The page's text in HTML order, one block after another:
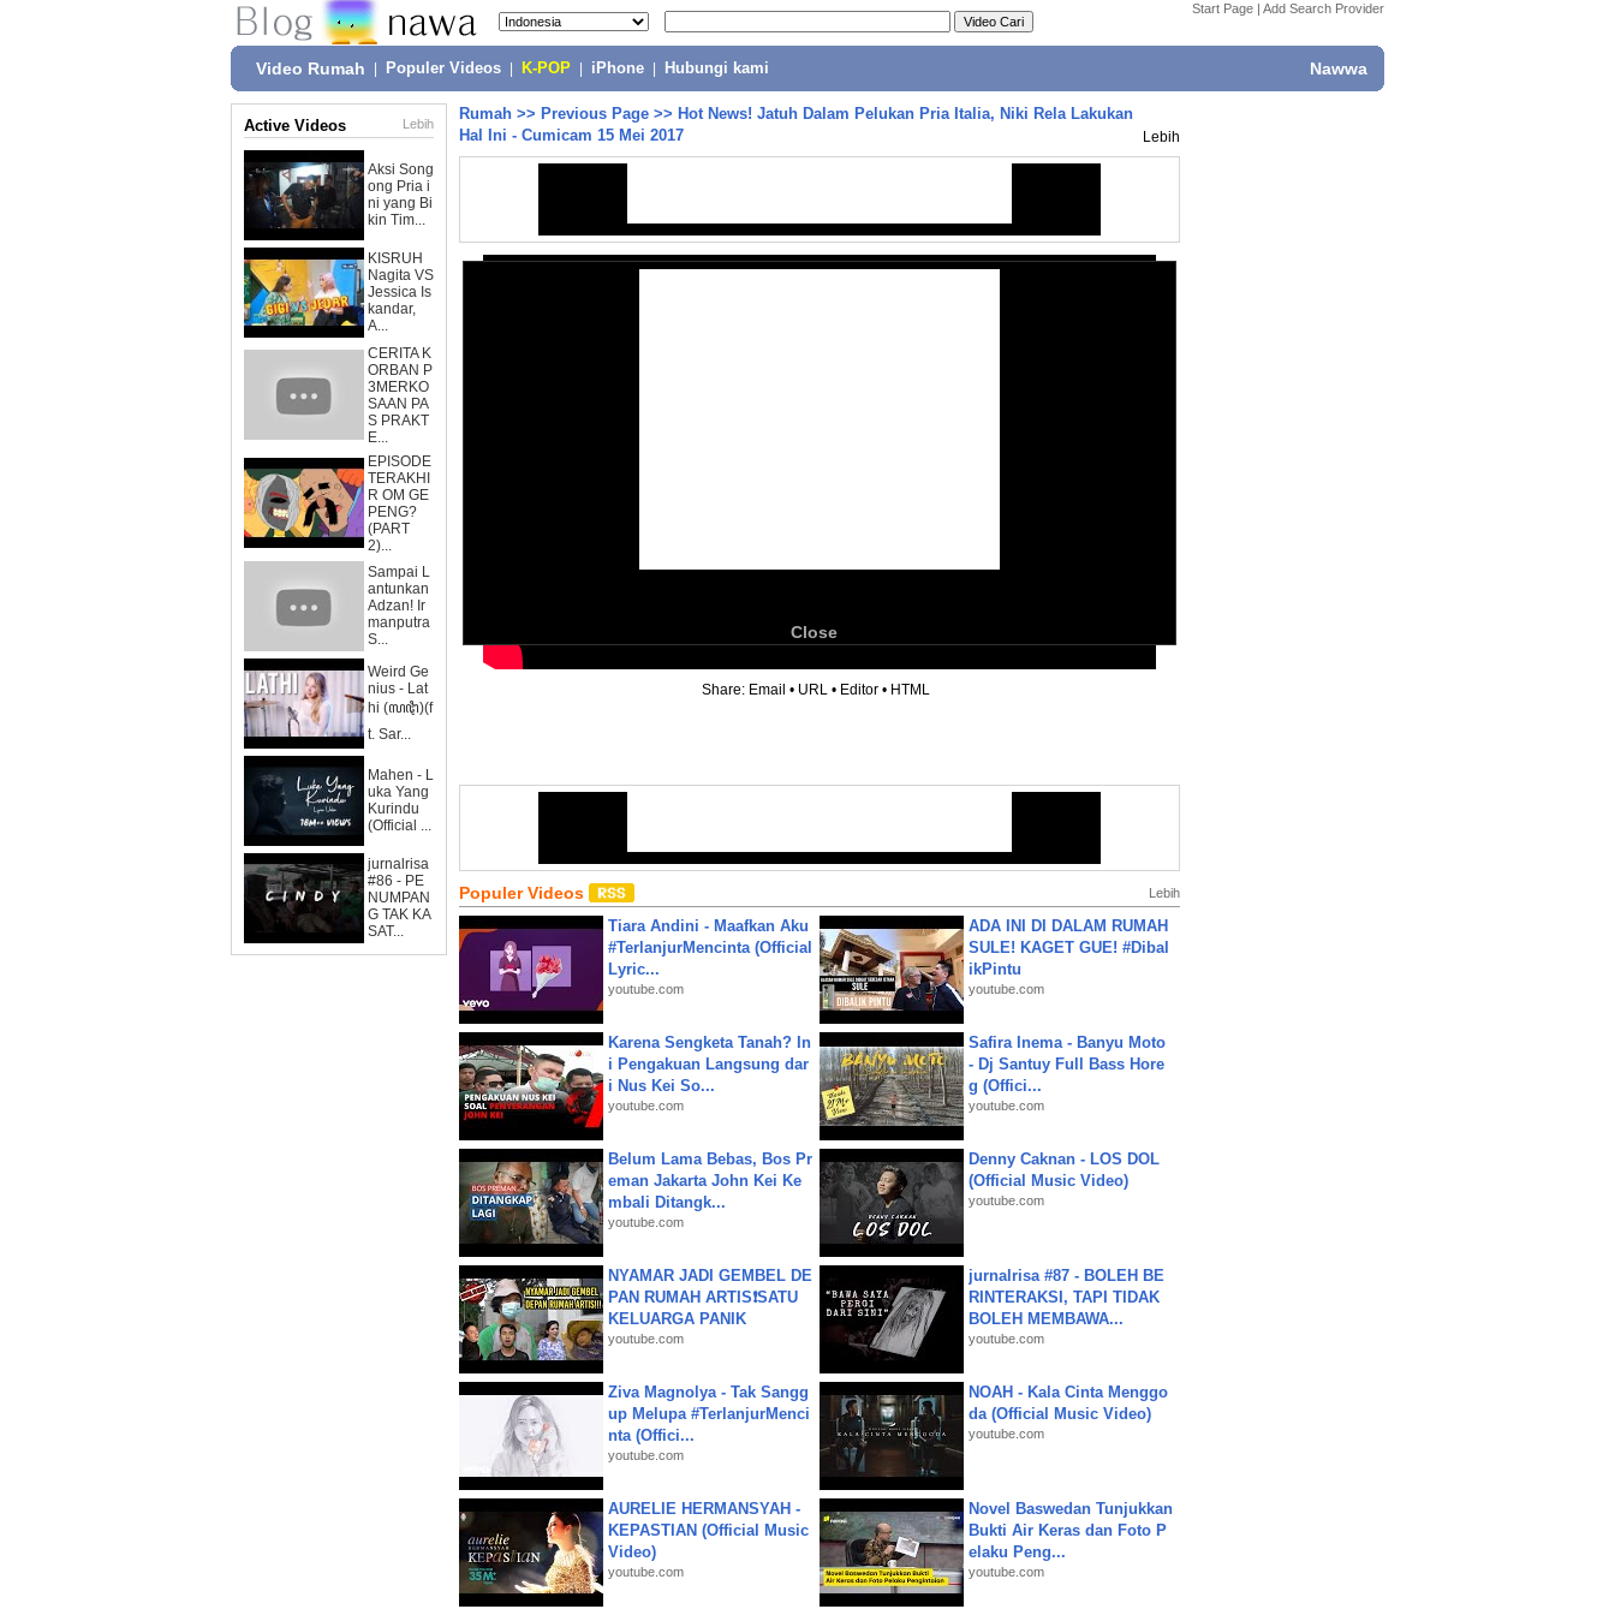
Start Page | Add Search Provider
Video Rumah Populer Videos K-POP iPhone Hubungi kami Nawwa
Active Videos Lebih
Aksi Song
ong Pria i
ni yang Bi
kin Tim...
KISRUH
Nagita VS
Jessica Is
kandar,
A...
CERITA K
ORBAN P
3MERKO
SAAN PA
S PRAKT
E...
EPISODE
TERAKHI
R OM GE
PENG?
(PART
2)...
Sampai L
antunkan
Adzan! Ir
manputra
S...
Weird Ge
nius - Lat
hi (ꦭꦛꦶ)(f
t. Sar...
Mahen - L
uka Yang
Kurindu
(Official ...
jurnalrisa
#86 - PE
NUMPAN
G TAK KA
SAT...
Rumah >> Previous Page >> Hot News! Jatuh Dalam Pelukan Pria Italia, Niki Rela Lakukan
Hal Ini - Cumicam 15 Mei 2017
Lebih
Close
Share: Email • URL • Editor • HTML
Populer Videos Lebih
Tiara Andini - Maafkan Aku
#TerlanjurMencinta (Official
Lyric...
youtube.com
ADA INI DI DALAM RUMAH
SULE! KAGET GUE! #Dibal
ikPintu
youtube.com
Karena Sengketa Tanah? In
i Pengakuan Langsung dar
i Nus Kei So...
youtube.com
Safira Inema - Banyu Moto
- Dj Santuy Full Bass Hore
g (Offici...
youtube.com
Belum Lama Bebas, Bos Pr
eman Jakarta John Kei Ke
mbali Ditangk...
youtube.com
Denny Caknan - LOS DOL
(Official Music Video)
youtube.com
NYAMAR JADI GEMBEL DE
PAN RUMAH ARTIS❗SATU
KELUARGA PANIK
youtube.com
jurnalrisa #87 - BOLEH BE
RINTERAKSI, TAPI TIDAK
BOLEH MEMBAWA...
youtube.com
Ziva Magnolya - Tak Sangg
up Melupa #TerlanjurMenci
nta (Offici...
youtube.com
NOAH - Kala Cinta Menggo
da (Official Music Video)
youtube.com
AURELIE HERMANSYAH -
KEPASTIAN (Official Music
Video)
youtube.com
Novel Baswedan Tunjukkan
Bukti Air Keras dan Foto P
elaku Peng...
youtube.com